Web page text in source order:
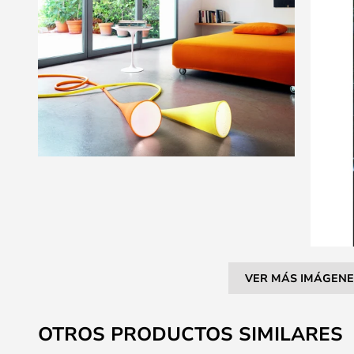
VER MÁS
al
comienzo
OTROS PRODUCTOS SIMILARES